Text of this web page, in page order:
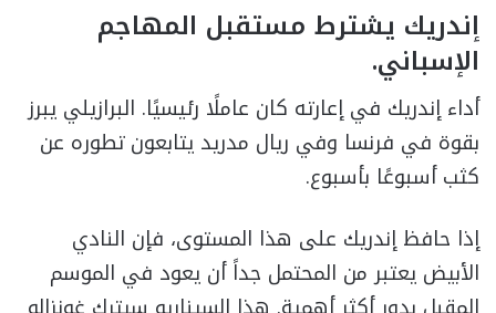
إندريك يشترط مستقبل المهاجم
الإسباني.
أداء إندريك في إعارته كان عاملًا رئيسيًا. البرازيلي يبرز
بقوة في فرنسا وفي ريال مدريد يتابعون تطوره عن
كثب أسبوعًا بأسبوع.
إذا حافظ إندريك على هذا المستوى، فإن النادي
الأبيض يعتبر من المحتمل جداً أن يعود في الموسم